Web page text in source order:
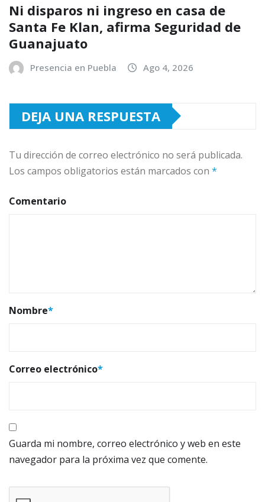
Ni disparos ni ingreso en casa de
Santa Fe Klan, afirma Seguridad de
Guanajuato
Presencia en Puebla Ago 4, 2026
DEJA UNA RESPUESTA
Tu dirección de correo electrónico no será publicada.
Los campos obligatorios están marcados con *
Comentario
Nombre*
Correo electrónico*
Guarda mi nombre, correo electrónico y web en este
navegador para la próxima vez que comente.